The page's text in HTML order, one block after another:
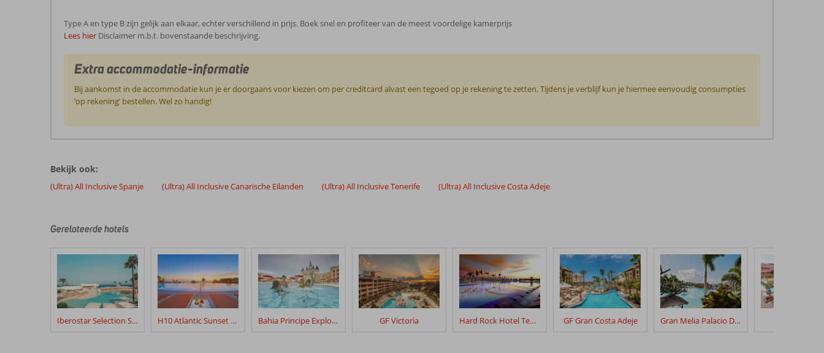
Type A en type B zijn gelijk aan elkaar, echter verschillend in prijs. Boek snel en profiteer van de meest voordelige kamerprijs
Lees hier Disclaimer m.b.t. bovenstaande beschrijving.
Extra accommodatie-informatie
Bij aankomst in de accommodatie kun je er doorgaans voor kiezen om per creditcard alvast een tegoed op je rekening te zetten. Tijdens je verblijf kun je hiermee eenvoudig consumpties
‘op rekening’ bestellen. Wel zo handig!
door
onze
klanten
hun
in
Selection
Anthelia
Beoordelingen
die
Bekijk ook:
(Ultra) All Inclusive Spanje (Ultra) All Inclusive Canarische Eilanden (Ultra) All Inclusive Tenerife (Ultra) All Inclusive Costa Adeje
Gerelateerde hotels
Iberostar Selection Sábila H10 Atlantic Sunset Horizons Collection Bahia Principe Explore Fantasia GF Victoria Hard Rock Hotel Tenerife GF Gran Costa Adeje Gran Melia Palacio De Isora